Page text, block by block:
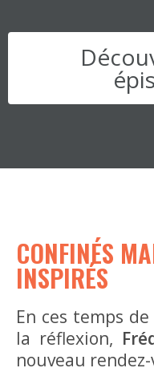
CONFINÉS
INSPIRÉS
En ces temps
la réflexion,
nouveau rendez-